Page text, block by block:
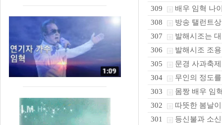
309 배우 임혁 나
308 방송 탤런트
307 발해시조는
306 발해시조 조
305 문경 사과축제
304 무인의 정도
303 몸짱 배우 임
302 따뜻한 봄날
301 등신불과 소